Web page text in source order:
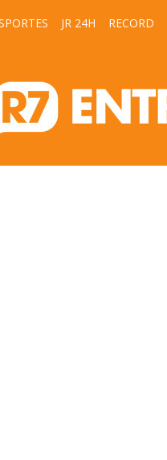
JR 24H RECORD